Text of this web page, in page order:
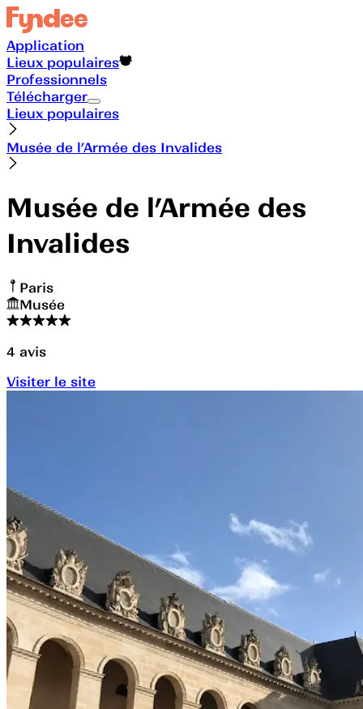
Application
Lieux populaires
Professionnels
Télécharger
Lieux populaires
Musée de l’Armée des Invalides
Musée de l’Armée des
Invalides
Paris
Musée
4 avis
Visiter le site